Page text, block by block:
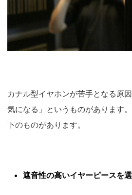
カナル型イヤホンが苦手となる原
気になる」というものがあります
下のものがあります。
遮音性の高いイヤーピースを選